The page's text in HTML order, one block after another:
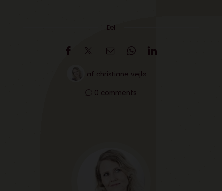
Del
af christiane vejlø
0 comments